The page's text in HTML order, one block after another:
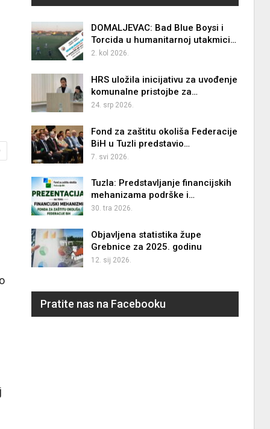
DOMALJEVAC: Bad Blue Boysi i
Torcida u humanitarnoj utakmici…
2. kol 2026.
HRS uložila inicijativu za uvođenje
komunalne pristojbe za…
24. srp 2026.
Fond za zaštitu okoliša Federacije
BiH u Tuzli predstavio…
7. svi 2026.
Tuzla: Predstavljanje financijskih
mehanizama podrške i…
30. tra 2026.
Objavljena statistika župe
Grebnice za 2025. godinu
12. sij 2026.
Pratite nas na Facebooku